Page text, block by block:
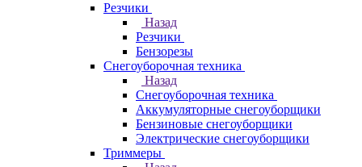
Резчики
Назад
Резчики
Бензорезы
Снегоуборочная техника
Назад
Снегоуборочная техника
Аккумуляторные снегоуборщики
Бензиновые снегоуборщики
Электрические снегоуборщики
Триммеры